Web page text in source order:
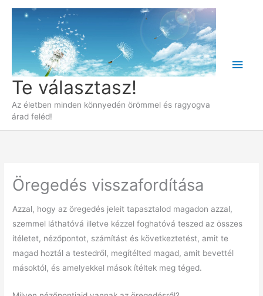
Skip
Te választasz!
Az életben minden könnyedén örömmel és ragyogva
árad feléd!
Main
Öregedés visszafordítása
Azzal, hogy az öregedés jeleit tapasztalod magadon azzal,
szemmel láthatóvá illetve kézzel foghatóvá teszed az összes
ítéletet, nézőpontot, számítást és következtetést, amit te
magad hoztál a testedről, megítélted magad, amit bevettél
másoktól, és amelyekkel mások ítéltek meg téged.